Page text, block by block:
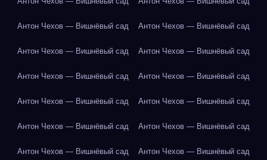
Антон Чехов — Вишнёвый сад Антон Чехов — Вишнёвый сад
Антон Чехов — Вишнёвый сад Антон Чехов — Вишнёвый сад
Антон Чехов — Вишнёвый сад Антон Чехов — Вишнёвый сад
Антон Чехов — Вишнёвый сад Антон Чехов — Вишнёвый сад
Антон Чехов — Вишнёвый сад Антон Чехов — Вишнёвый сад
Антон Чехов — Вишнёвый сад Антон Чехов — Вишнёвый сад